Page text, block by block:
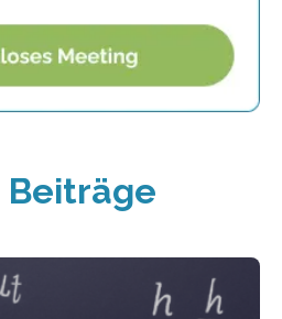
Beiträge